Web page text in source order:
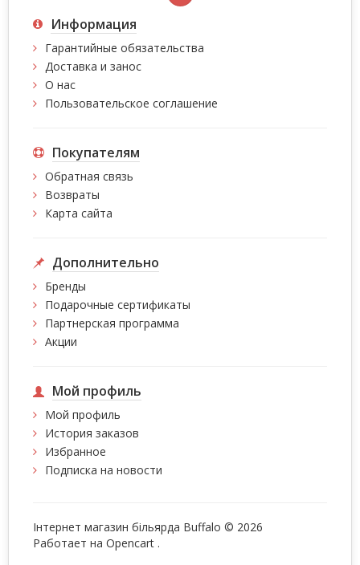
Информация
Гарантийные обязательства
Доставка и занос
О нас
Пользовательское соглашение
Покупателям
Обратная связь
Возвраты
Карта сайта
Дополнительно
Бренды
Подарочные сертификаты
Партнерская программа
Акции
Мой профиль
Мой профиль
История заказов
Избранное
Подписка на новости
Інтернет магазин більярда Buffalo © 2026
Работает на Opencart .